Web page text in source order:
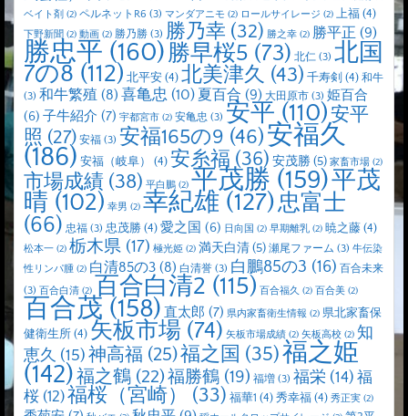
ベイト剤 (2) ペルネットR6 (3) マンダアニモ (2) ロールサイレージ (2) 上福 (4)
下野新聞 (2) 動画 (2) 勝乃勝 (3) 勝乃幸 (32) 勝之幸 (2) 勝平正 (9)
勝忠平 (160)勝早桜5 (73) 北仁 (3) 北国
7の8 (112) 北平安 (4) 北美津久 (43) 千寿剣 (4) 和牛
(3) 和牛繁殖 (8) 喜亀忠 (10) 夏百合 (9) 大田原市 (3) 姫百合
(6) 子牛紹介 (7) 宇都宮市 (2) 安亀忠 (3) 安平 (110)安平
照 (27) 安福 (3) 安福165の9 (46)安福久
(186) 安福（岐阜） (4) 安糸福 (36) 安茂勝 (5) 家畜市場 (2)
市場成績 (38) 平白鵬 (2) 平茂勝 (159)平茂
晴 (102) 幸男 (2) 幸紀雄 (127)忠富士
(66) 忠福 (3) 忠茂勝 (4) 愛之国 (6) 日向国 (2) 早期離乳 (2) 暁之藤 (4)
松本一 (2) 栃木県 (17) 極光姫 (2) 満天白清(5) 瀬尾ファーム (3) 牛伝染
性リンパ腫 (2) 白清85の3 (8) 白清誉 (3) 白鵬85の3 (16) 百合未来
(3) 百合白清 (2) 百合白清2 (115) 百合福久 (2) 百合美 (2)
百合茂 (158) 直太郎 (7) 県内家畜衛生情報 (2) 県北家畜保
健衛生所 (4) 矢板市場 (74) 矢板市場成績 (2) 矢板高校 (2) 知
恵久 (15) 神高福 (25)福之国 (35)福之姫
(142)福之鶴 (22)福勝鶴 (19) 福増 (3) 福栄 (14) 福
桜 (12)福桜（宮崎） (33) 福華1 (4) 秀幸福 (4) 秀正実 (2)